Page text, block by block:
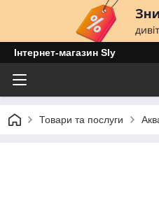
Інтернет-магазин Sly
Товари та послуги